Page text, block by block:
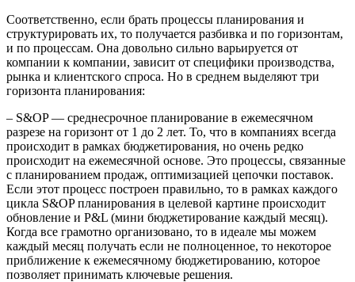
Соответственно, если брать процессы планирования и
структурировать их, то получается разбивка и по горизонтам,
и по процессам. Она довольно сильно варьируется от
компании к компании, зависит от специфики производства,
рынка и клиентского спроса. Но в среднем выделяют три
горизонта планирования:
– S&OP — среднесрочное планирование в ежемесячном
разрезе на горизонт от 1 до 2 лет. То, что в компаниях всегда
происходит в рамках бюджетирования, но очень редко
происходит на ежемесячной основе. Это процессы, связанные
с планированием продаж, оптимизацией цепочки поставок.
Если этот процесс построен правильно, то в рамках каждого
цикла S&OP планирования в целевой картине происходит
обновление и P&L (мини бюджетирование каждый месяц).
Когда все грамотно организовано, то в идеале мы можем
каждый месяц получать если не полноценное, то некоторое
приближение к ежемесячному бюджетированию, которое
позволяет принимать ключевые решения.